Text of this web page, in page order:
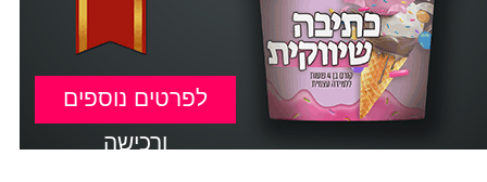
לפרטים נוספים
ורכישה